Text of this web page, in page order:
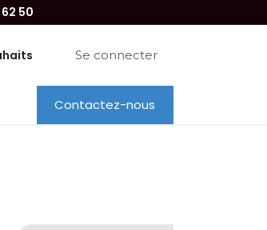
50
Se connecter
Dépannage Location
Contactez-nous